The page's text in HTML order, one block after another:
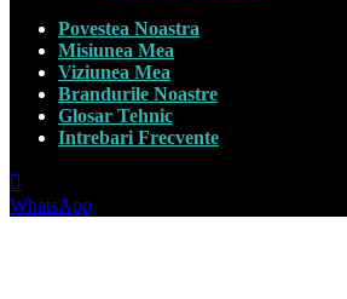
Povestea Noastra
Misiunea Mea
Viziunea Mea
Brandurile Noastre
Glosar Tehnic
Intrebari Frecvente
WhatsApp